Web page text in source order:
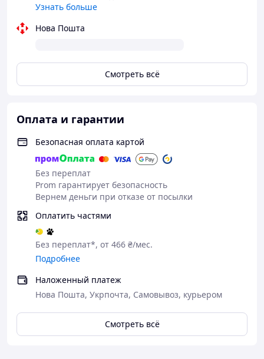
Подходит для всего тела:
ноги, руки, подмышки, зона бикини и лица
один прибор заменит несколько процедур
Индивидуальный комфорт:
5 уровней мощности
настроить интенсивность в соответствии с
вашим типом кожи (кроме очень темной),
обеспечивая эффективный и бережный уход
Долговечность и экономия:
999 999 вспышек- хватит на годы
использования без дополнительных затрат
Узнать больше
Нова Пошта
Смотреть всё
Оплата и гарантии
Безопасная оплата картой
Без переплат
Prom гарантирует безопасность
Вернем деньги при отказе от посылки
Оплатить частями
Без переплат*, от 466 ₴/мес.
Подробнее
Наложенный платеж
Нова Пошта, Укрпочта, Самовывоз, курьером
Смотреть всё